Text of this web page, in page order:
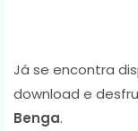
Já se encontra
download e
Benga.